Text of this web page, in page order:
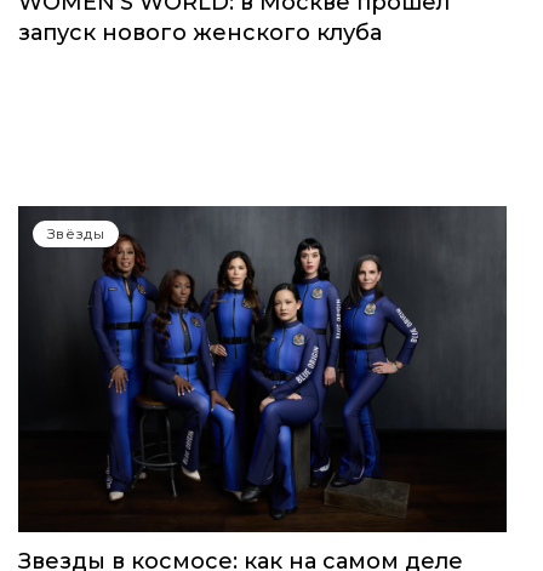
Звёзды
WOMEN’S WORLD: в Москве прошел
запуск нового женского клуба